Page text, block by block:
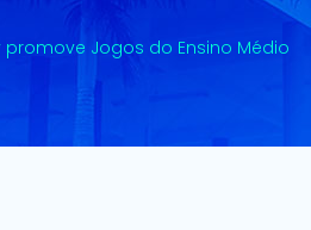
promove Jogos do Ensino Médio